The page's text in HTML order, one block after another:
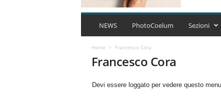
C
s
NEWS PhotoCoelum Sezioni
Home Francesco Cora
Francesco Cora
Devi essere loggato per vedere questo